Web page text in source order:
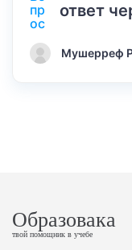
ответ
Мушерреф
Образовака
твой помощник в учебе